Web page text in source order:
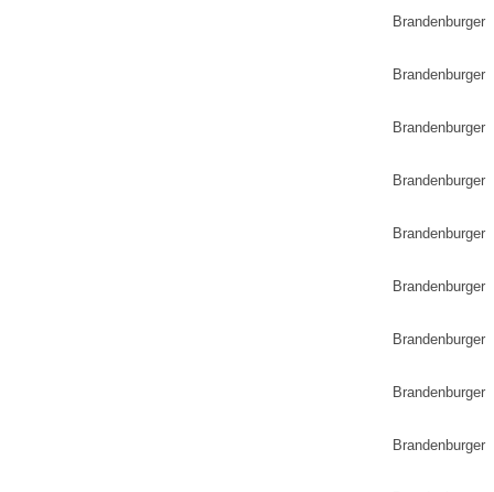
Brandenburger
Brandenburger
Brandenburger
Brandenburger
Brandenburger
Brandenburger
Brandenburger
Brandenburger
Brandenburger